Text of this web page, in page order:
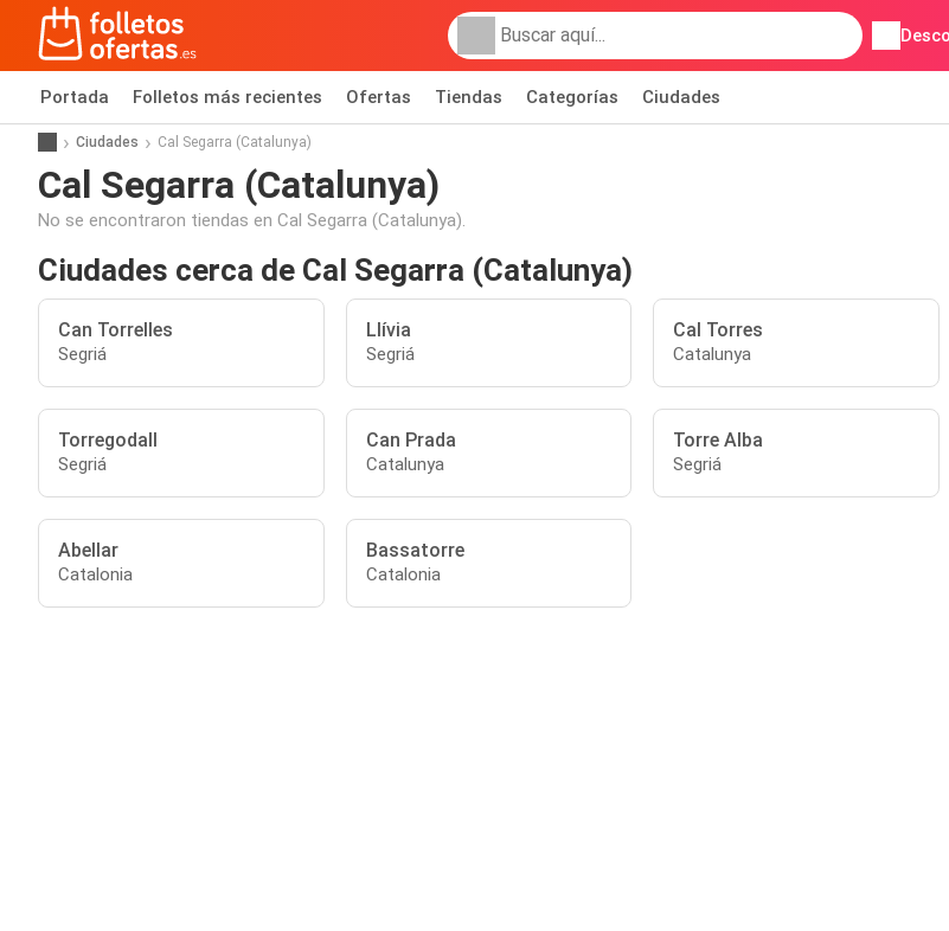
Portada Folletos más recientes Ofertas Tiendas Categorías Ciudades
Ciudades Cal Segarra (Catalunya)
Cal Segarra (Catalunya)
No se encontraron tiendas en Cal Segarra (Catalunya).
Ciudades cerca de Cal Segarra (Catalunya)
Can Torrelles
Segriá
Llívia
Segriá
Cal Torres
Catalunya
Torregodall
Segriá
Can Prada
Catalunya
Torre Alba
Segriá
Abellar
Catalonia
Bassatorre
Catalonia